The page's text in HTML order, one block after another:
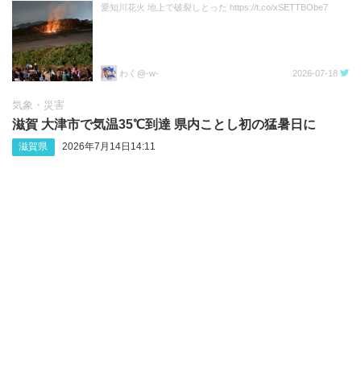
愛知川花火 地上で破裂しとった https://t.co/xSETTBObe7
わく@-w- 2026-07-18
気象・災害
滋賀 大津市で気温35℃到達 県内ことし初の猛暑日に
滋賀県 2026年7月14日14:11